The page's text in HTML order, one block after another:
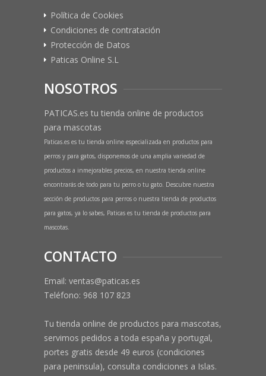
Política de Cookies
Condiciones de contratación
Protección de Datos
Paticas Online S.L
NOSOTROS
PATICAS.es tu tienda online de productos
para mascotas
Paticas.es es tu tienda online especializada en productos para
perros y para gatos, disponemos de una amplia variedad de
productos a inmejorables precios, en nuestra tienda online
encontrarás de todo para tu perro o tu gato. Descubre nuestra
sección de productos para perros o nuestra tienda de productos
para gatos, ya lo sabes, Paticas es tu tienda de productos para
mascotas.
CONTACTO
Email: ventas@paticas.es
Teléfono: 968 107 823
Tu tienda online de productos para mascotas,
servimos pedidos a toda españa y portugal,
portes gratis desde 49 euros (condiciones
para peninsula), consulta condiciones a Islas.